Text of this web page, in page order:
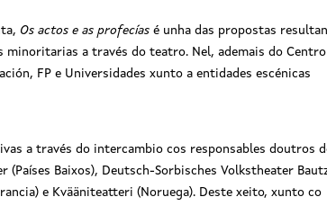
Os actos e as profecías é unha das propostas
minoritarias a través do teatro. Nel, ademais do Centro
FP e Universidades xunto a entidades escénicas
a través do intercambio cos responsables doutros
Baixos), Deutsch-Sorbisches Volkstheater
e Kvääniteatteri (Noruega). Deste xeito, xunto co